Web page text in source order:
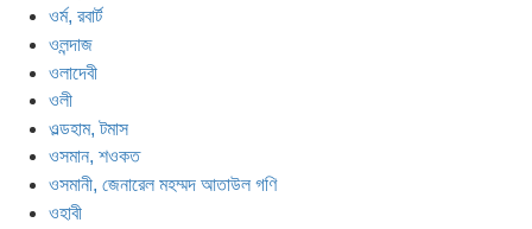
ওর্ম, রবার্ট
ওলন্দাজ
ওলাদেবী
ওলী
ওল্ডহাম, টমাস
ওসমান, শওকত
ওসমানী, জেনারেল মহম্মদ আতাউল গণি
ওহাবী